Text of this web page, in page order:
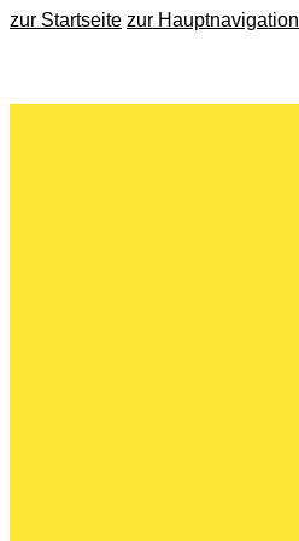
zur Startseite zur Hauptnavigation